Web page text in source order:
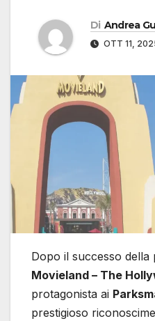
Di Andrea
OTT 11,
Dopo il successo della
Movieland – The
protagonista ai
prestigioso